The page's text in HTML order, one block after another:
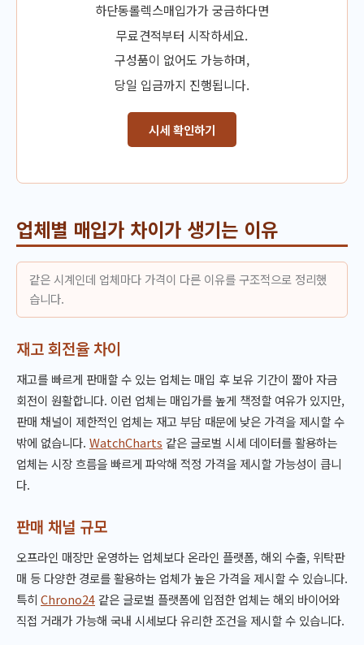
하단동롤렉스매입가가 궁금하다면
무료견적부터 시작하세요.
구성품이 없어도 가능하며,
당일 입금까지 진행됩니다.
시세 확인하기
업체별 매입가 차이가 생기는 이유
같은 시계인데 업체마다 가격이 다른 이유를 구조적으로 정리했
습니다.
재고 회전율 차이
재고를 빠르게 판매할 수 있는 업체는 매입 후 보유 기간이 짧아 자금
회전이 원활합니다. 이런 업체는 매입가를 높게 책정할 여유가 있지만,
판매 채널이 제한적인 업체는 재고 부담 때문에 낮은 가격을 제시할 수
밖에 없습니다. WatchCharts 같은 글로벌 시세 데이터를 활용하는
업체는 시장 흐름을 빠르게 파악해 적정 가격을 제시할 가능성이 큽니
다.
판매 채널 규모
오프라인 매장만 운영하는 업체보다 온라인 플랫폼, 해외 수출, 위탁판
매 등 다양한 경로를 활용하는 업체가 높은 가격을 제시할 수 있습니다.
특히 Chrono24같은 글로벌 플랫폼에 입점한 업체는 해외 바이어와
직접 거래가 가능해 국내 시세보다 유리한 조건을 제시할 수 있습니다.